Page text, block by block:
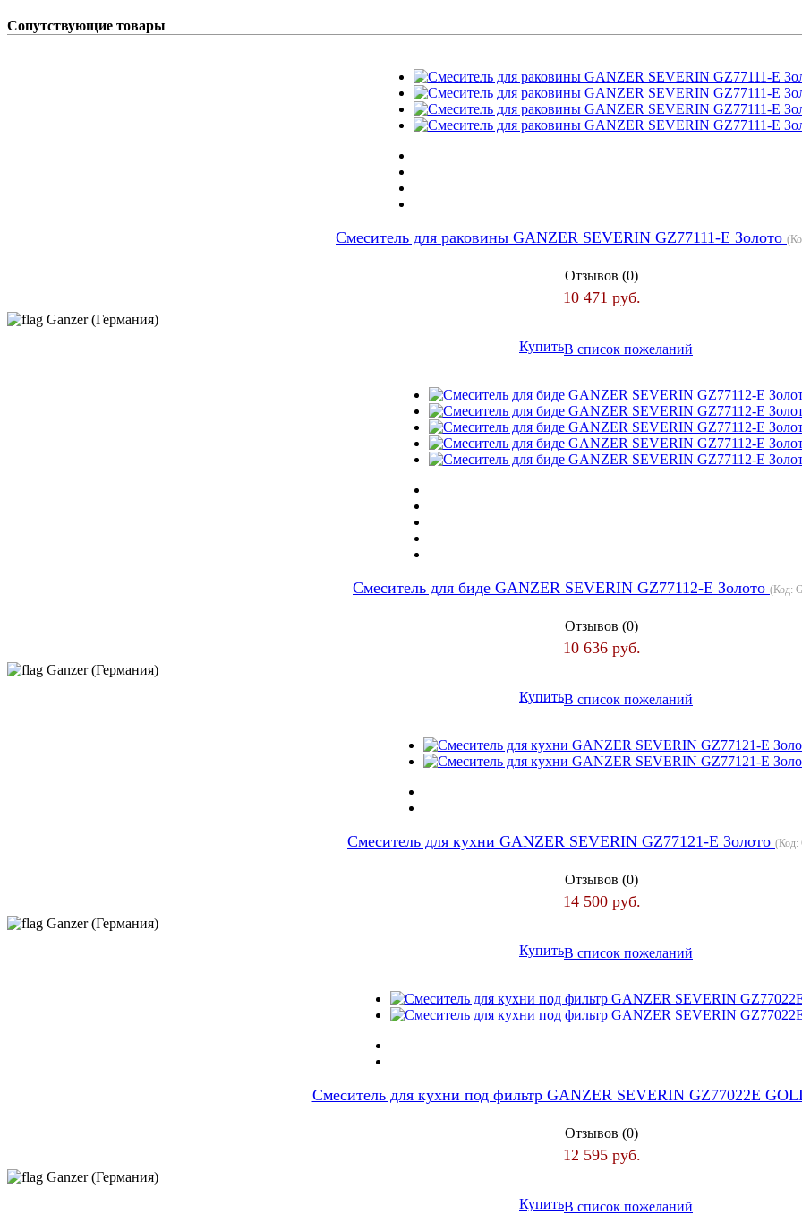
Сопутствующие товары
Cмеситель для раковины GANZER SEVERIN GZ77111-E Золото
Отзывов (0)
10 471 руб.
Ganzer (Германия)
КупитьВ список пожеланий
Смеситель для биде GANZER SEVERIN GZ77112-E Золото (Код:
Отзывов (0)
10 636 руб.
Ganzer (Германия)
КупитьВ список пожеланий
Смеситель для кухни GANZER SEVERIN GZ77121-E Золото (Код:
Отзывов (0)
14 500 руб.
Ganzer (Германия)
КупитьВ список пожеланий
Cмеситель для кухни под фильтр GANZER SEVERIN GZ77022E
Отзывов (0)
12 595 руб.
Ganzer (Германия)
КупитьВ список пожеланий